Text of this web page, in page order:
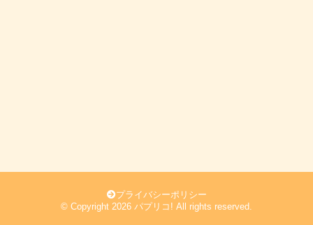
プライバシーポリシー
© Copyright 2026 パプリコ! All rights reserved.